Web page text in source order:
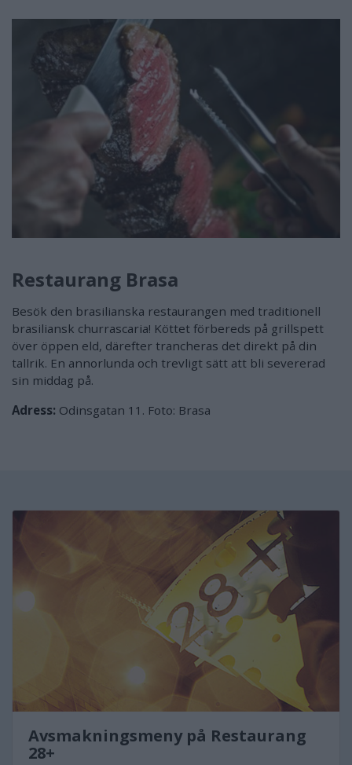
Restaurang Brasa
Besök den brasilianska restaurangen med traditionell
brasiliansk churrascaria! Köttet förbereds på grillspett
över öppen eld, därefter trancheras det direkt på din
tallrik. En annorlunda och trevligt sätt att bli severerad
sin middag på.
Adress: Odinsgatan 11. Foto: Brasa
Avsmakningsmeny på Restaurang
28+